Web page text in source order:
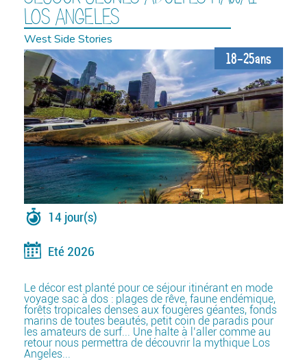
LOS ANGELES
West Side Stories
18-25ans
14 jour(s)
Eté 2026
Le décor est planté pour ce séjour itinérant en mode
voyage sac à dos : plages de rêve, faune endémique,
forêts tropicales denses aux fougères géantes, fonds
marins de toutes beautés, petit coin de paradis pour
les amateurs de surf... Une halte à l’aller comme au
retour nous permettra de découvrir la mythique Los
Angeles...